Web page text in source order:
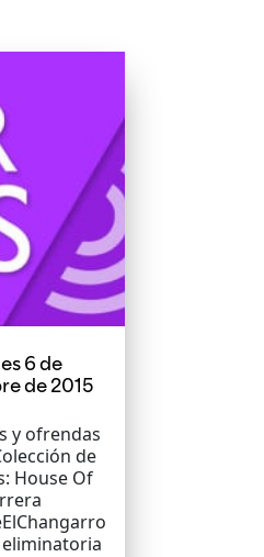
6 de
de 2015
y ofrendas
de
House Of
eliminatoria